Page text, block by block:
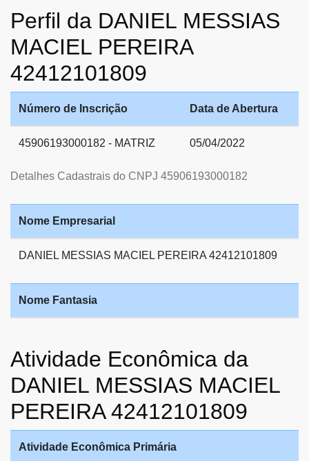
Perfil da DANIEL MESSIAS
MACIEL PEREIRA
42412101809
Detalhes Cadastrais do CNPJ 45906193000182
Número de Inscrição Data de Abertura
45906193000182 - MATRIZ 05/04/2022
Nome Empresarial
DANIEL MESSIAS MACIEL PEREIRA 42412101809
Nome Fantasia
Atividade Econômica da
DANIEL MESSIAS MACIEL
PEREIRA 42412101809
Atividade Econômica Primária